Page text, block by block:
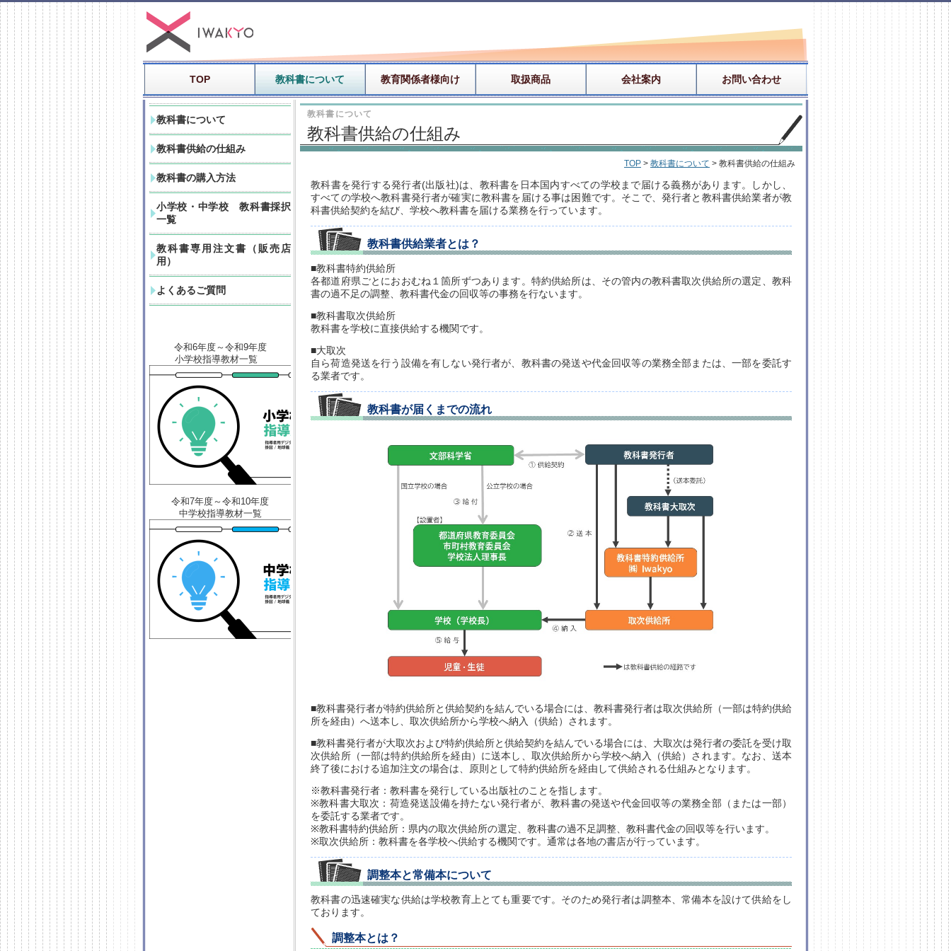
TOP 教科書について 教育関係者様向け 取扱商品 会社案内 お問い合わせ
教科書について
教科書供給の仕組み
教科書の購入方法
小学校・中学校 教科書採択
一覧
教科書専用注文書（販売店
用）
よくあるご質問
令和6年度～令和9年度
小学校指導教材一覧
令和7年度～令和10年度
中学校指導教材一覧
教科書について
教科書供給の仕組み
TOP > 教科書について > 教科書供給の仕組み
教科書を発行する発行者(出版社)は、教科書を日本国内すべての学校まで届ける義務があります。しかし、
すべての学校へ教科書発行者が確実に教科書を届ける事は困難です。そこで、発行者と教科書供給業者が教
科書供給契約を結び、学校へ教科書を届ける業務を行っています。
教科書供給業者とは？
■教科書特約供給所
各都道府県ごとにおおむね１箇所ずつあります。特約供給所は、その管内の教科書取次供給所の選定、教科
書の過不足の調整、教科書代金の回収等の事務を行ないます。
■教科書取次供給所
教科書を学校に直接供給する機関です。
■大取次
自ら荷造発送を行う設備を有しない発行者が、教科書の発送や代金回収等の業務全部または、一部を委託す
る業者です。
教科書が届くまでの流れ
■教科書発行者が特約供給所と供給契約を結んでいる場合には、教科書発行者は取次供給所（一部は特約供給
所を経由）へ送本し、取次供給所から学校へ納入（供給）されます。
■教科書発行者が大取次および特約供給所と供給契約を結んでいる場合には、大取次は発行者の委託を受け取
次供給所（一部は特約供給所を経由）に送本し、取次供給所から学校へ納入（供給）されます。なお、送本
終了後における追加注文の場合は、原則として特約供給所を経由して供給される仕組みとなります。
※教科書発行者：教科書を発行している出版社のことを指します。
※教科書大取次：荷造発送設備を持たない発行者が、教科書の発送や代金回収等の業務全部（または一部）
を委託する業者です。
※教科書特約供給所：県内の取次供給所の選定、教科書の過不足調整、教科書代金の回収等を行います。
※取次供給所：教科書を各学校へ供給する機関です。通常は各地の書店が行っています。
調整本と常備本について
教科書の迅速確実な供給は学校教育上とても重要です。そのため発行者は調整本、常備本を設けて供給をし
ております。
調整本とは？